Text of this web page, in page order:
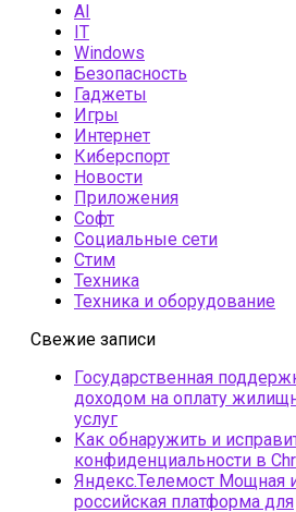
AI
IT
Windows
Безопасность
Гаджеты
Игры
Интернет
Киберспорт
Новости
Приложения
Софт
Социальные сети
Стим
Техника
Техника и оборудование
Свежие записи
Государственная
доходом на оплату
услуг
Как обнаружить и
конфиденциальности в
Яндекс.Телемост Мощная
российская платформа для